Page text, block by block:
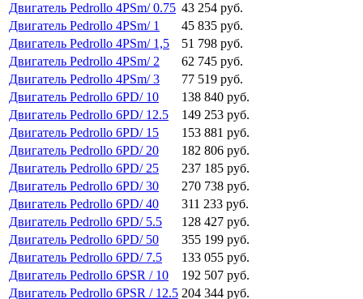
Двигатель Pedrollo 4PSm/ 0.75 43 254 руб.
Двигатель Pedrollo 4PSm/ 1
45 835 руб.
Двигатель Pedrollo 4PSm/ 1,5
51 798 руб.
Двигатель Pedrollo 4PSm/ 2
62 745 руб.
Двигатель Pedrollo 4PSm/ 3
77 519 руб.
Двигатель Pedrollo 6PD/ 10
138 840 руб.
Двигатель Pedrollo 6PD/ 12.5
149 253 руб.
Двигатель Pedrollo 6PD/ 15
153 881 руб.
Двигатель Pedrollo 6PD/ 20
182 806 руб.
Двигатель Pedrollo 6PD/ 25
237 185 руб.
Двигатель Pedrollo 6PD/ 30
270 738 руб.
Двигатель Pedrollo 6PD/ 40
311 233 руб.
Двигатель Pedrollo 6PD/ 5.5
128 427 руб.
Двигатель Pedrollo 6PD/ 50
355 199 руб.
Двигатель Pedrollo 6PD/ 7.5
133 055 руб.
Двигатель Pedrollo 6PSR / 10
192 507 руб.
Двигатель Pedrollo 6PSR / 12.5 204 344 руб.